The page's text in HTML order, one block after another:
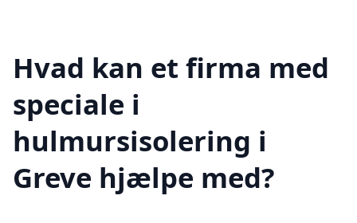
Hvad kan et firma med
speciale i
hulmursisolering i
Greve hjælpe med?